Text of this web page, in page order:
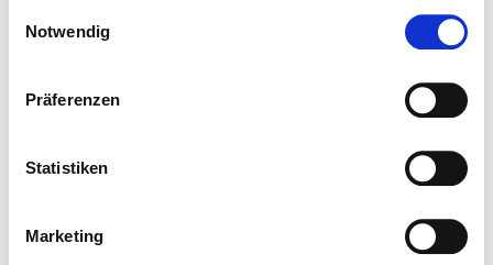
Notwendig
Präferenzen
Statistiken
Marketing